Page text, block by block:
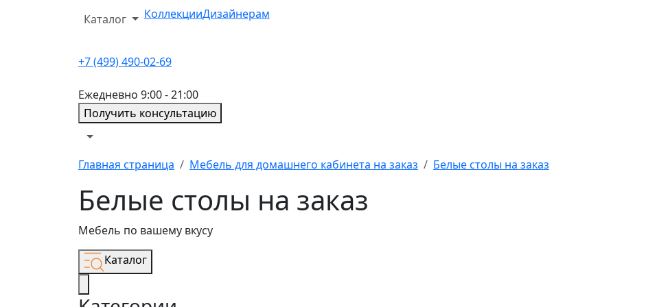
Каталог КоллекцииДизайнерам
+7 (499) 490-02-69
Ежедневно 9:00 - 21:00
Получить консультацию
Главная страница Мебель для домашнего кабинета на заказ Белые столы на заказ
Белые столы на заказ
Мебель по вашему вкусу
Каталог